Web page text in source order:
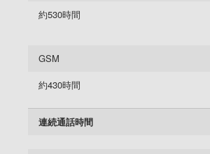
約530時間
GSM
約430時間
連続通話時間